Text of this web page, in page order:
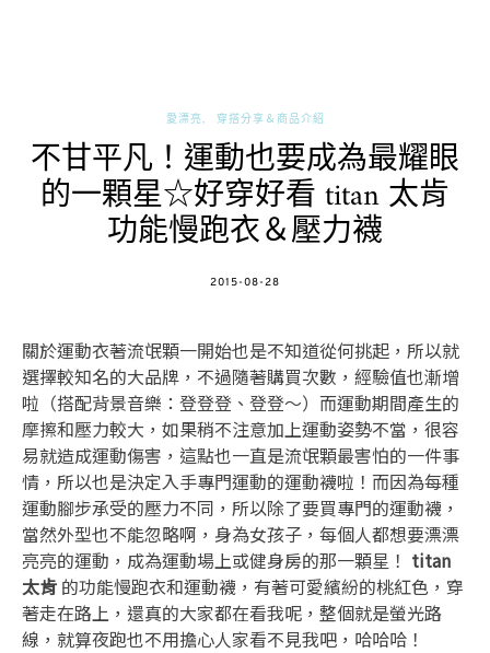
愛漂亮 穿搭分享＆商品介紹
不甘平凡！運動也要成為最耀眼
的一顆星☆好穿好看 titan 太肯
功能慢跑衣＆壓力襪
POSTED
2015-08-28
關於運動衣著流氓顆一開始也是不知道從何挑起，所以就
選擇較知名的大品牌，不過隨著購買次數，經驗值也漸增
啦（搭配背景音樂：登登登、登登～）而運動期間產生的
摩擦和壓力較大，如果稍不注意加上運動姿勢不當，很容
易就造成運動傷害，這點也一直是流氓顆最害怕的一件事
情，所以也是決定入手專門運動的運動襪啦！而因為每種
運動腳步承受的壓力不同，所以除了要買專門的運動襪，
當然外型也不能忽略啊，身為女孩子，每個人都想要漂漂
亮亮的運動，成為運動場上或健身房的那一顆星！ titan
太肯 的功能慢跑衣和運動襪，有著可愛繽紛的桃紅色，穿
著走在路上，還真的大家都在看我呢，整個就是螢光路
線，就算夜跑也不用擔心人家看不見我吧，哈哈哈！